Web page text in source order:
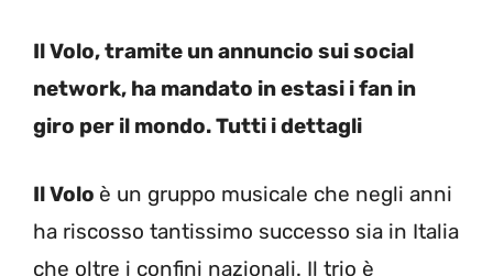
Il Volo, tramite un annuncio sui social
network, ha mandato in estasi i fan in
giro per il mondo. Tutti i dettagli
Il Volo è un gruppo musicale che negli anni
ha riscosso tantissimo successo sia in Italia
che oltre i confini nazionali. Il trio è